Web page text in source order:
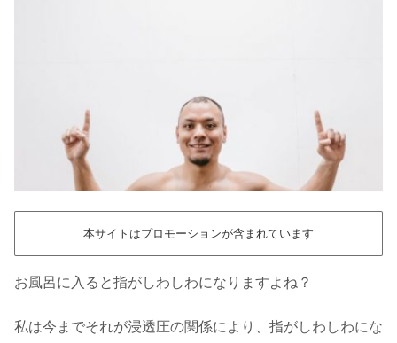
本サイトはプロモーションが含まれています
お風呂に入ると指がしわしわになりますよね？
私は今までそれが浸透圧の関係により、指がしわしわにな